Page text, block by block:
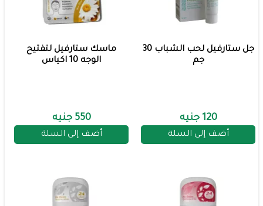
جل ستارفيل لحب الشباب 30
جم
120 جنيه
أضف إلى السلة
ماسك ستارفيل لتفتيح
الوجه 10 اكياس
550 جنيه
أضف إلى السلة